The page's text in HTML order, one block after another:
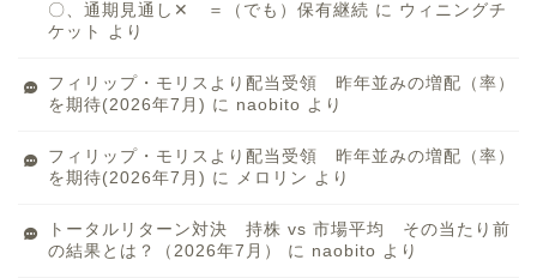
〇、通期見通し✕ ＝（でも）保有継続 に ウィニングチ
ケット
より
フィリップ・モリスより配当受領 昨年並みの増配（率）
を期待(2026年7月) に naobito より
フィリップ・モリスより配当受領 昨年並みの増配（率）
を期待(2026年7月) に メロリン より
トータルリターン対決 持株 vs 市場平均 その当たり前
の結果とは？（2026年7月）
に naobito より